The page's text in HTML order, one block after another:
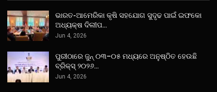
ଭାରତ-ଆମେରିକା କୃଷି ସହଯୋଗ ସୁଦୃଢ ପାଇଁ ଇଫକୋ
ଅଧ୍ୟକ୍ଷ ଦିଲୀପ…
Jun 4, 2026
ପୁରୀଠାରେ ଜୁନ୍ ୦୩–୦୫ ମଧ୍ୟରେ ଅନୁଷ୍ଠିତ ହେଉଛି
ବ୍ରିକ୍ସ୍ ୨୦୨୬…
Jun 4, 2026